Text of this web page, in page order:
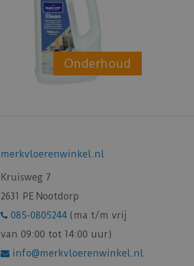
Onderhoud
merkvloerenwinkel.nl
Kruisweg 7
2631 PE Nootdorp
085-0805244 (ma t/m vrij
van 09:00 tot 14:00 uur)
info@merkvloerenwinkel.nl